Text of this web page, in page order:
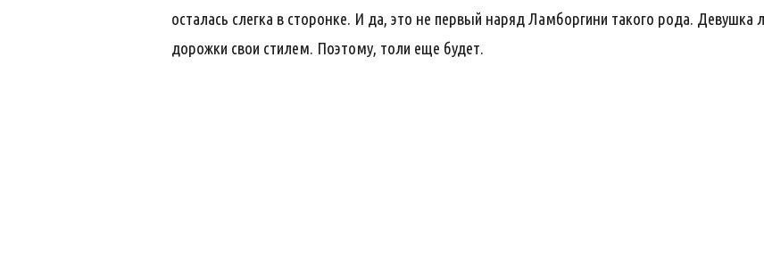
осталась слегка в сторонке. И да, это не первый наряд Ламборгини такого рода.
дорожки свои стилем. Поэтому, толи еще будет.